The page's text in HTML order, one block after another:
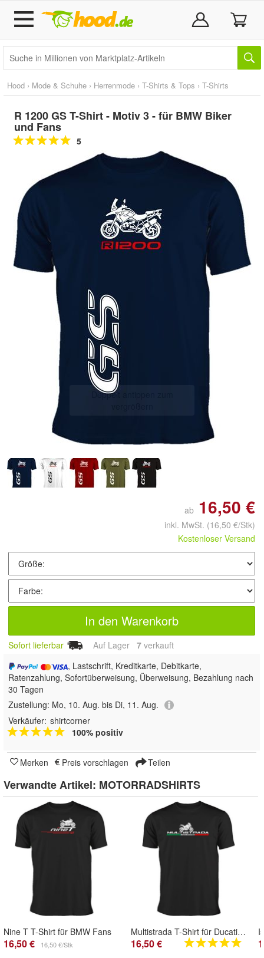
Hood › Mode & Schuhe › Herrenmode › T-Shirts & Tops › T-Shirts
R 1200 GS T-Shirt - Motiv 3 - für BMW Biker
und Fans
5
Doppelt antippen zum
ab 16,50 €
inkl. MwSt. (16,50 €/Stk)
Kostenloser Versand
In den Warenkorb
Sofort lieferbar Auf Lager 7 verkauft
, Lastschrift, Kreditkarte, Debitkarte,
Ratenzahlung, Sofortüberweisung, Überweisung, Bezahlung nach
30 Tagen
Zustellung: Mo, 10. Aug. bis Di, 11. Aug.
Verkäufer: shirtcorner
100% positiv
Merken Preis vorschlagen Teilen
Verwandte Artikel: MOTORRADSHIRTS
Nine T T-Shirt für BMW Fans
16,50 € 16,50 €/Stk
Multistrada T-Shirt für Ducati Fans und Italian Motorbike Fans
16,50 €